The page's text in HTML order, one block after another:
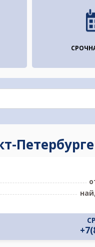
Петербурге